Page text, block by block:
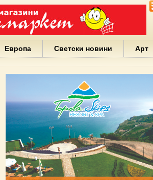
Европа Светски новини Арт